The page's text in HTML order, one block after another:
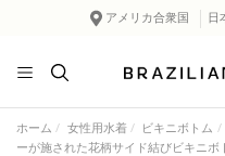
アメリカ合衆国 日
ホーム 女性用水着 ビキニボトム
ーが施された花柄サイド結びビキニ